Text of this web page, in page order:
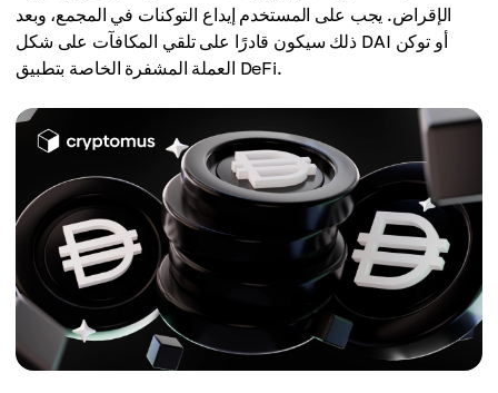
الإقراض. يجب على المستخدم إيداع التوكنات في المجمع، وبعد
ذلك سيكون قادرًا على تلقي المكافآت على شكل DAI أو توكن
العملة المشفرة الخاصة بتطبيق DeFi.